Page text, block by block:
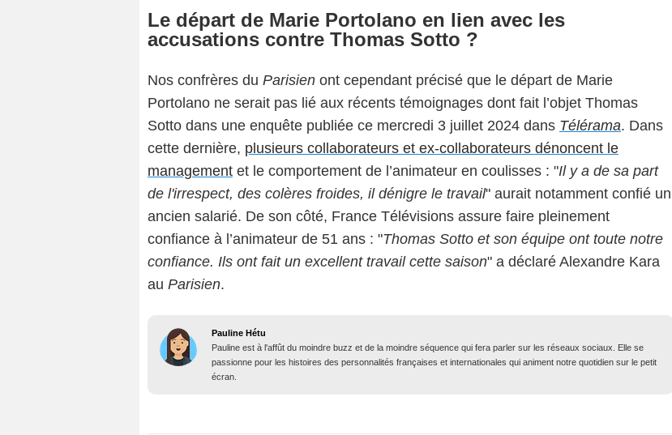
Le départ de Marie Portolano en lien avec les
accusations contre Thomas Sotto ?
Nos confrères du Parisien ont cependant précisé que le départ de Marie
Portolano ne serait pas lié aux récents témoignages dont fait l’objet Thomas
Sotto dans une enquête publiée ce mercredi 3 juillet 2024 dans Télérama. Dans
cette dernière, plusieurs collaborateurs et ex-collaborateurs dénoncent le
management et le comportement de l’animateur en coulisses : "Il y a de sa part
de l'irrespect, des colères froides, il dénigre le travail" aurait notamment confié un
ancien salarié. De son côté, France Télévisions assure faire pleinement
confiance à l’animateur de 51 ans : "Thomas Sotto et son équipe ont toute notre
confiance. Ils ont fait un excellent travail cette saison" a déclaré Alexandre Kara
au Parisien.
Pauline Hétu
Pauline est à l'affût du moindre buzz et de la moindre séquence qui fera parler sur les réseaux sociaux. Elle se
passionne pour les histoires des personnalités françaises et internationales qui animent notre quotidien sur le petit
écran.